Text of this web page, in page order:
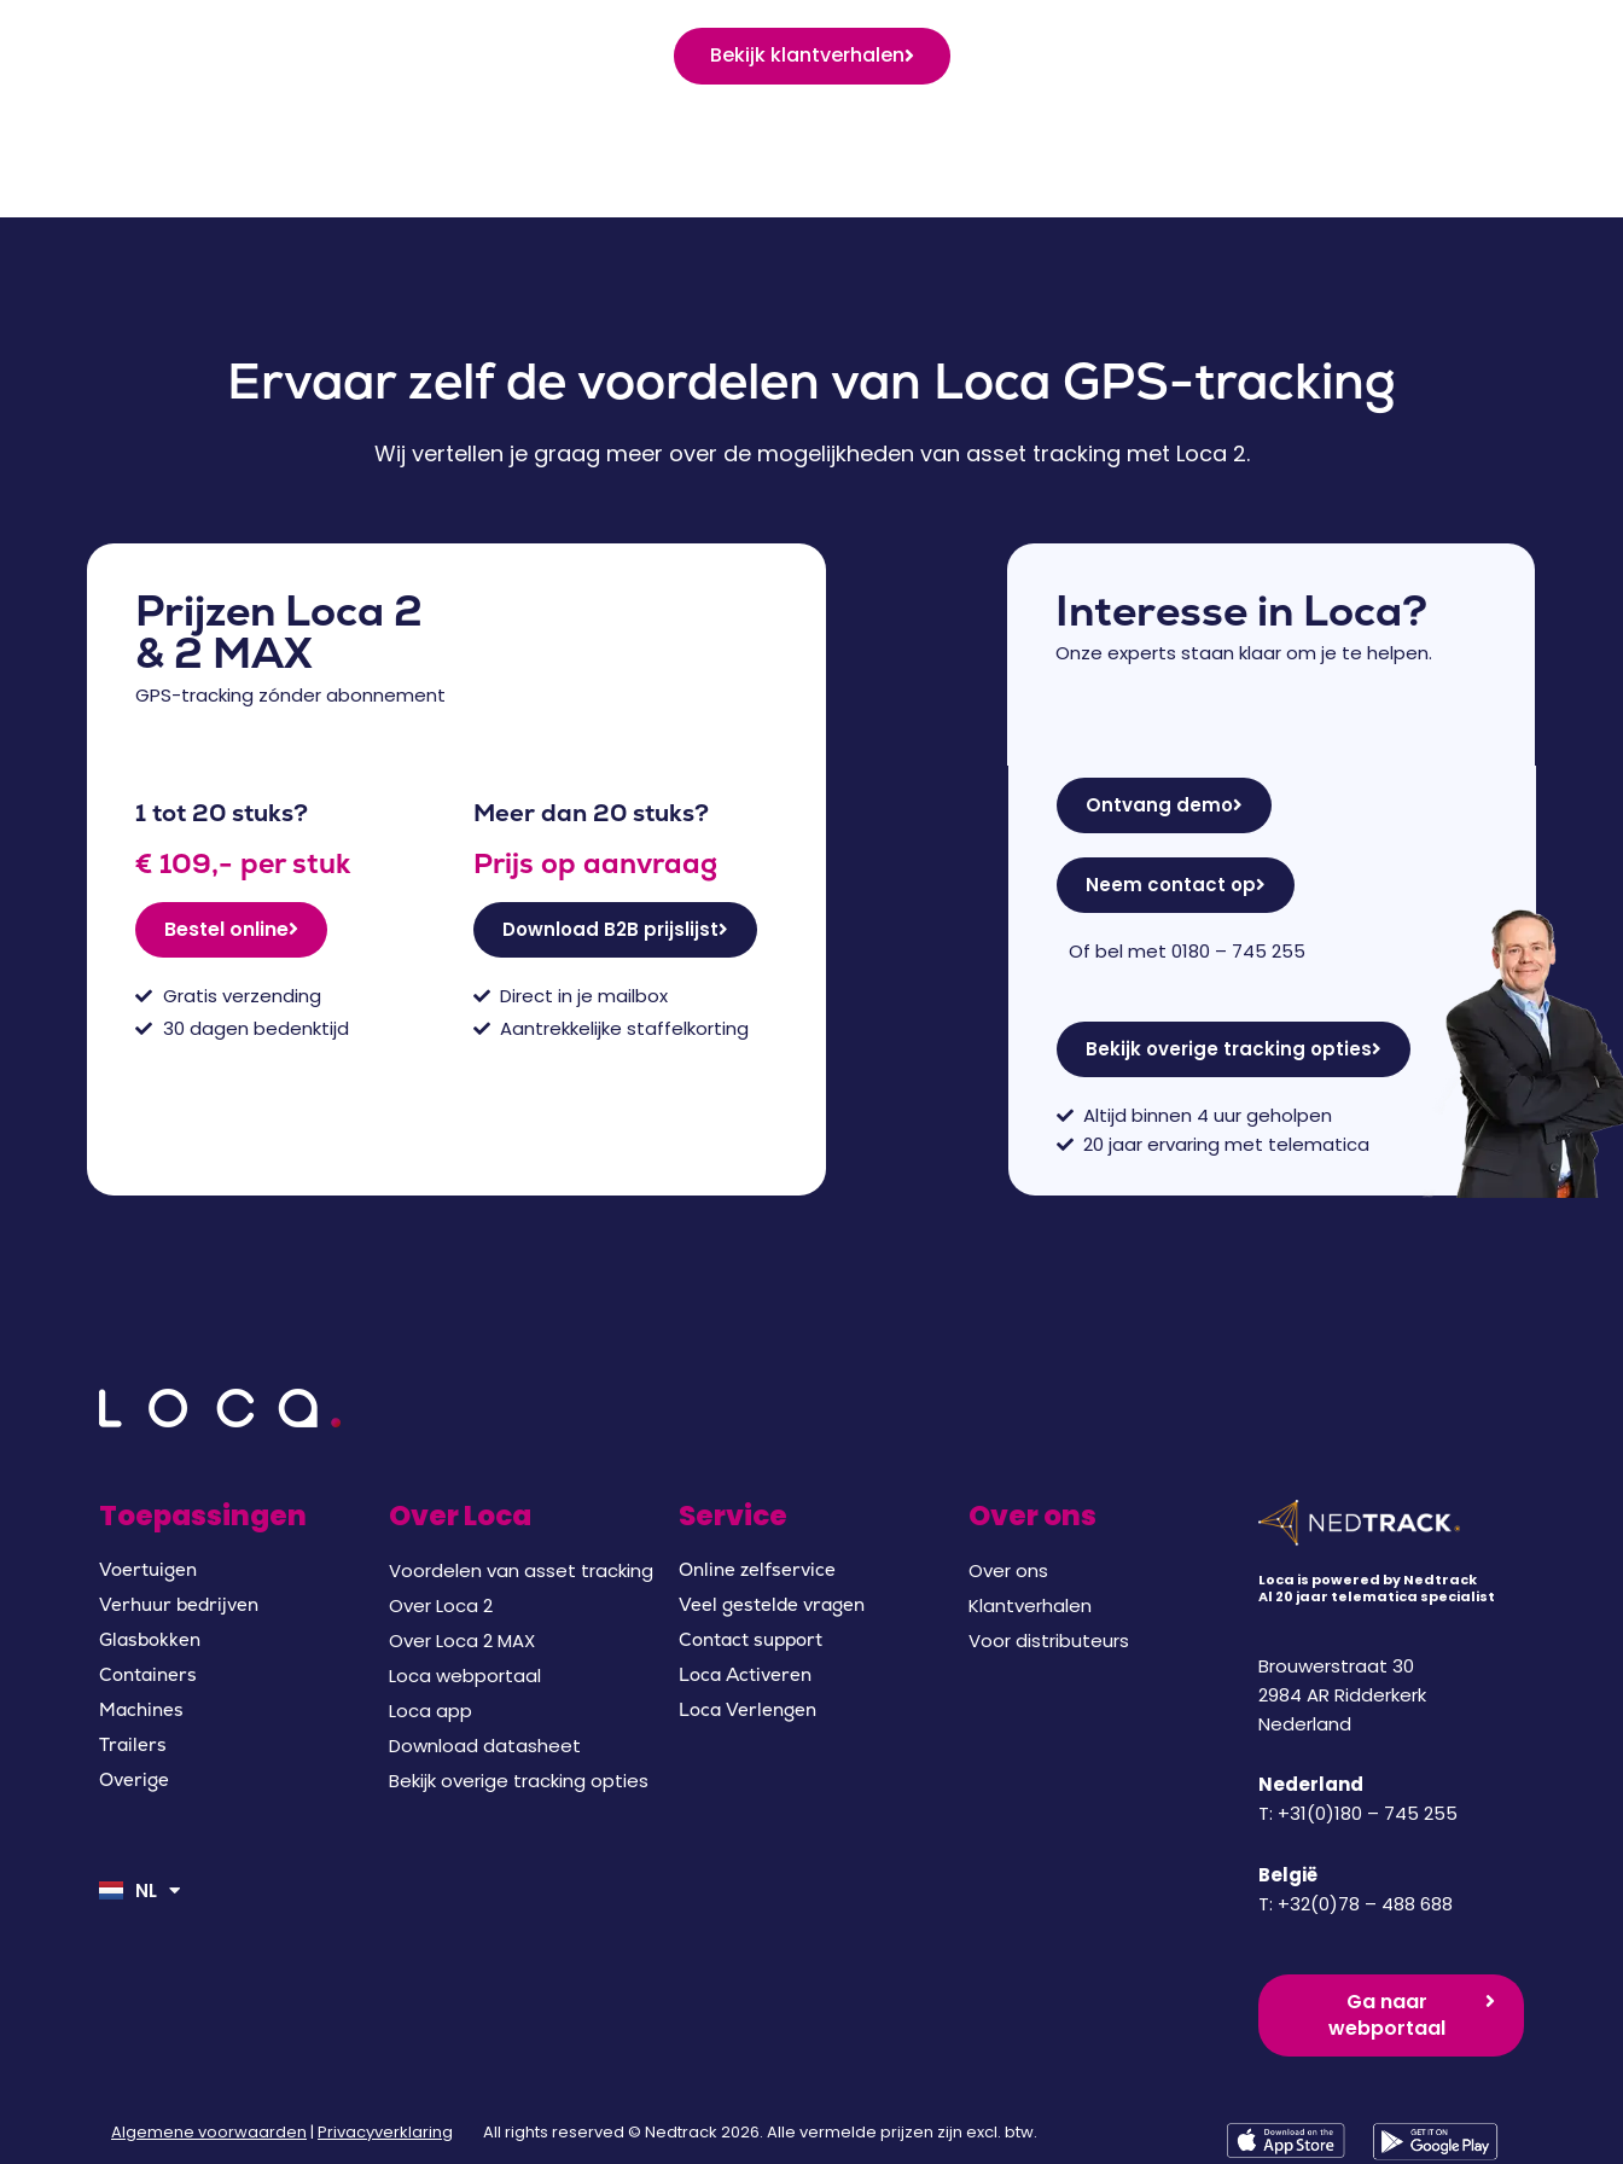
Bekijk klantverhalen
Ervaar zelf de voordelen van Loca GPS-tracking
Wij vertellen je graag meer over de mogelijkheden van asset tracking met Loca 2.
Prijzen Loca 2
& 2 MAX
GPS-tracking zónder abonnement
Interesse in Loca?
Onze experts staan klaar om je te helpen.
1 tot 20 stuks?
€ 109,- per stuk
Bestel online
Gratis verzending
30 dagen bedenktijd
Meer dan 20 stuks?
Prijs op aanvraag
Download B2B prijslijst
Direct in je mailbox
Aantrekkelijke staffelkorting
Ontvang demo
Neem contact op
Of bel met 0180 – 745 255
Bekijk overige tracking opties
Altijd binnen 4 uur geholpen
20 jaar ervaring met telematica
Toepassingen
Voertuigen
Verhuur bedrijven
Glasbokken
Containers
Machines
Trailers
Overige
NL
FR
Over Loca
Voordelen van asset tracking
Over Loca 2
Over Loca 2 MAX
Loca webportaal
Loca app
Download datasheet
Bekijk overige tracking opties
Service
Online zelfservice
Veel gestelde vragen
Contact support
Loca Activeren
Loca Verlengen
Over ons
Over ons
Klantverhalen
Voor distributeurs
Loca is powered by Nedtrack
Al 20 jaar telematica specialist
Brouwerstraat 30
2984 AR Ridderkerk
Nederland
Nederland
T: +31(0)180 – 745 255
België
T: +32(0)78 – 488 688
Ga naar
webportaal
Algemene voorwaarden | Privacyverklaring All rights reserved © Nedtrack 2026. Alle vermelde prijzen zijn excl. btw.